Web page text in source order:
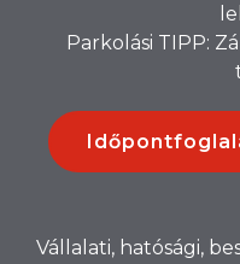
Parkolási TIPP:
Vállalati, hatósági,